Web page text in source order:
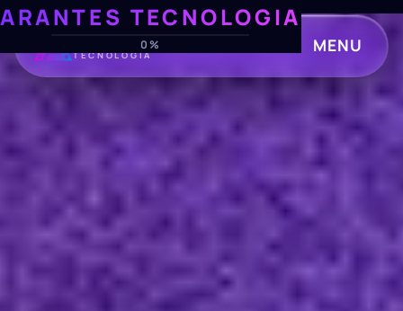
ARANTES TECNOLOGIA
0%
ARANTES
TECNOLOGIA MENU